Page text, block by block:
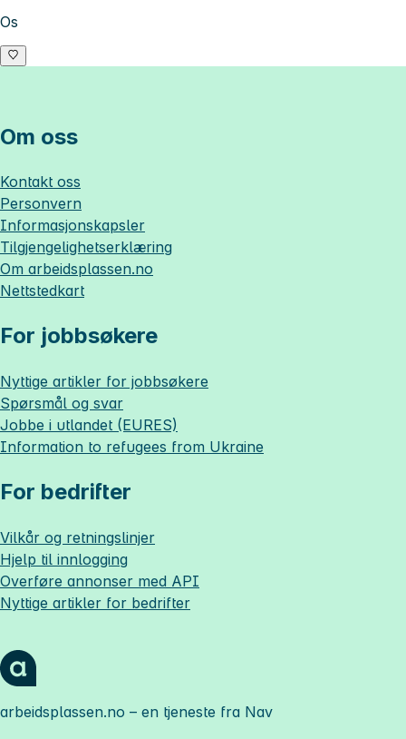
Os
Om oss
Kontakt oss
Personvern
Informasjonskapsler
Tilgjengelighetserklæring
Om arbeidsplassen.no
Nettstedkart
For jobbsøkere
Nyttige artikler for jobbsøkere
Spørsmål og svar
Jobbe i utlandet (EURES)
Information to refugees from Ukraine
For bedrifter
Vilkår og retningslinjer
Hjelp til innlogging
Overføre annonser med API
Nyttige artikler for bedrifter
arbeidsplassen.no – en tjeneste fra Nav